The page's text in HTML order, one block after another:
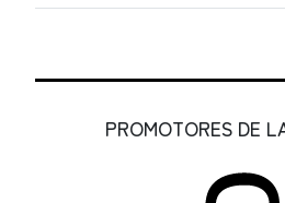
PROMOTORES DE